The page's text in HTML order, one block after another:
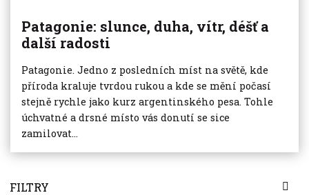
FILTRY
Patagonie: slunce, duha, vítr, déšť a
další radosti
Patagonie. Jedno z posledních míst na světě, kde
příroda kraluje tvrdou rukou a kde se mění počasí
stejně rychle jako kurz argentinského pesa. Tohle
úchvatné a drsné místo vás donutí se sice
zamilovat...